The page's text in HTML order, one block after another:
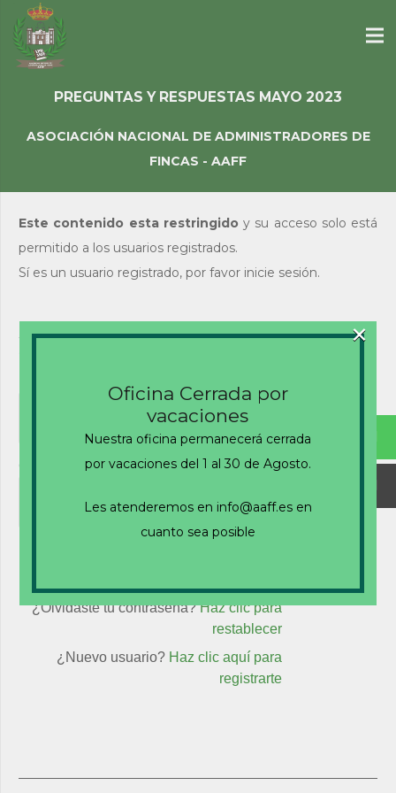
PREGUNTAS Y RESPUESTAS MAYO 2023
ASOCIACIÓN NACIONAL DE ADMINISTRADORES DE
FINCAS - AAFF
Este contenido esta restringido y su acceso solo está
permitido a los usuarios registrados.
Sí es un usuario registrado, por favor inicie sesión.
Acceso de usuarios
Contraseña
¿Olvidaste tu contraseña?Haz clic para
restablecer
¿Nuevo usuario? Haz clic aquí para
registrarte
Oficina Cerrada por
vacaciones
Nuestra oficina permanecerá cerrada
por vacaciones del 1 al 30 de Agosto.
Les atenderemos en info@aaff.es en
cuanto sea posible
×